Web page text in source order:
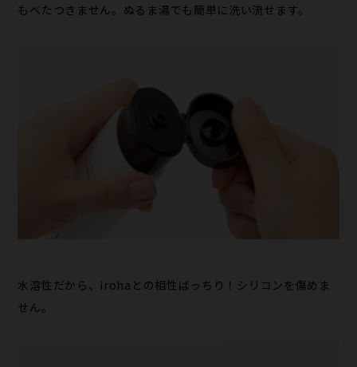
もべたつきません。ぬるま湯でも簡単に洗い流せます。
水溶性だから、irohaとの相性ばっちり！シリコンを傷めま
せん。